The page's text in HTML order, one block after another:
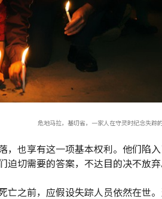
危地马拉，基切省，一家人在守灵时纪念失踪
，也享有这一项基本权利。他们陷
迫切需要的答案，不达目的决不放
亡之前，应假设失踪人员依然在世